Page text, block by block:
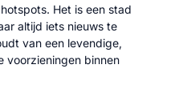
Het is een stad
altijd iets nieuws te
van een levendige,
voorzieningen binnen